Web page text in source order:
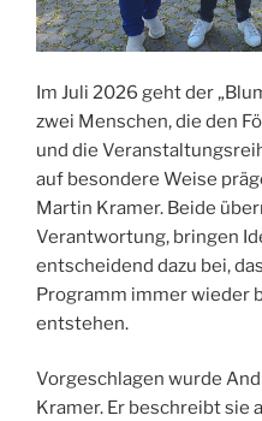
Im Juli 2026 geht der
zwei Menschen, die den
und die
auf besondere Weise
Martin Kramer. Beide
Verantwortung, bringen
entscheidend dazu bei,
Programm immer wieder
entstehen.
Vorgeschlagen wurde
Kramer. Er beschreibt sie